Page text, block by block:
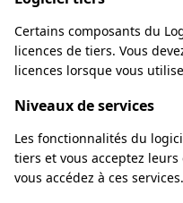
Certains composants du
licences de tiers. Vous
licences lorsque vous
Niveaux de services
Les fonctionnalités du
tiers et vous acceptez
vous accédez à ces services.